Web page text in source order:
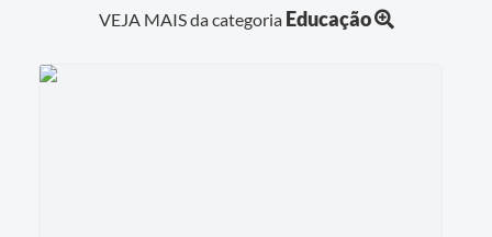
VEJA MAIS da categoria Educação